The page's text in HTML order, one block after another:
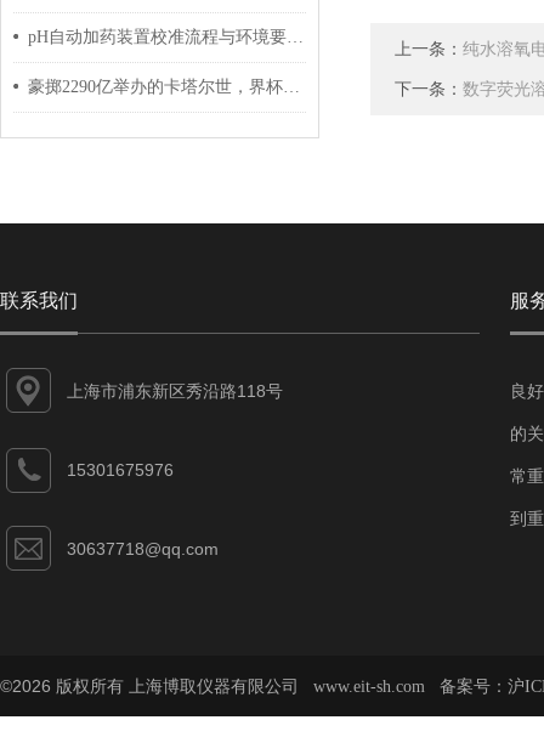
pH自动加药装置校准流程与环境要求说明
豪掷2290亿举办的卡塔尔世，界杯，在污水处理上都用了哪些工艺技术？
上一条： 纯水溶氧
下一条： 数字荧光
联系我们
上海市浦东新区秀沿路118号
15301675976
30637718@qq.com
服
良
的
常
到
©2026 版权所有 上海博取仪器有限公司 www.eit-sh.com 备案号： 沪